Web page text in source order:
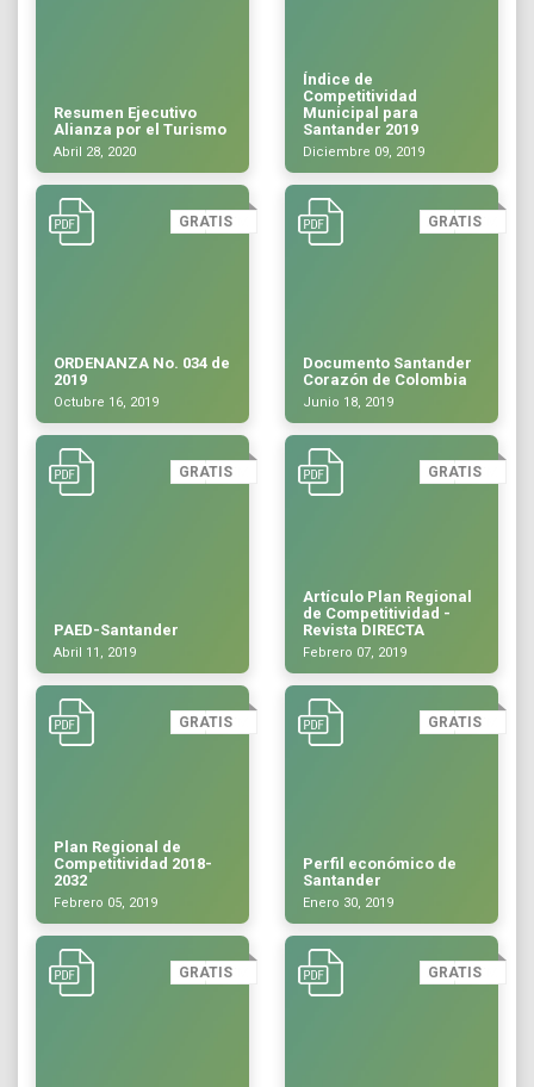
Resumen Ejecutivo
Alianza por el Turismo
Abril 28, 2020
Índice de
Competitividad
Municipal para
Santander 2019
Diciembre 09, 2019
GRATIS
ORDENANZA No. 034 de
2019
Octubre 16, 2019
GRATIS
Documento Santander
Corazón de Colombia
Junio 18, 2019
GRATIS
PAED-Santander
Abril 11, 2019
GRATIS
Artículo Plan Regional
de Competitividad -
Revista DIRECTA
Febrero 07, 2019
GRATIS
Plan Regional de
Competitividad 2018-
2032
Febrero 05, 2019
GRATIS
Perfil económico de
Santander
Enero 30, 2019
GRATIS GRATIS